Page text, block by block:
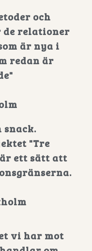
och
de relationer
är nya i
redan är
snack.
"Tre
ett sätt att
vi har mot